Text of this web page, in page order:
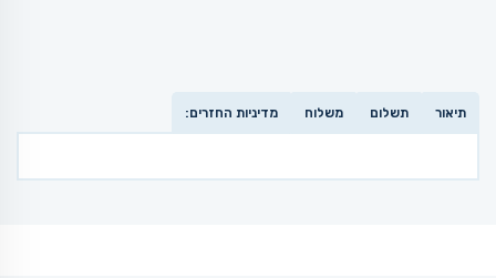
תיאור תשלום משלוח מדיניות החזרים: